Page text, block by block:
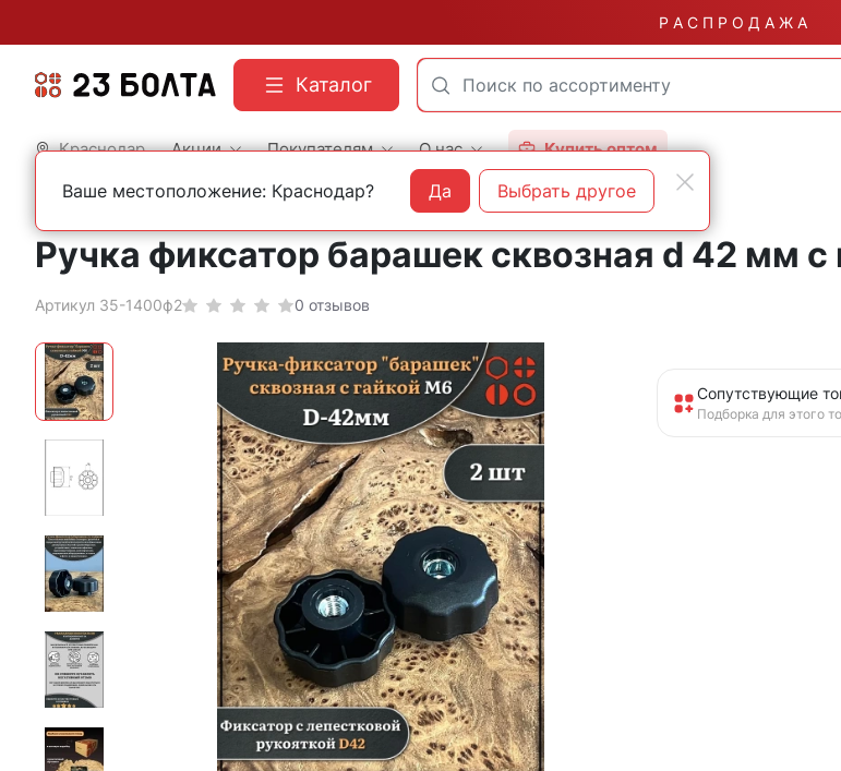
Р А С П Р О Д А Ж А
Каталог
Краснодар Акции Покупателям О нас Купить оптом
Главная Фасованный крепеж Мебельный крепеж
Ручка фиксатор барашек сквозная d 42 мм с
Артикул 35-1400ф2 0 отзывов
Сопутствующие
Подборка для этого
Ваше местоположение: Краснодар? Да Выбрать другое